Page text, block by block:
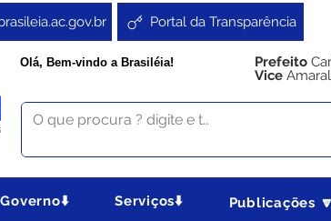
Portal da Transparência
Olá, Bem-vindo a Brasiléia! Prefeito
Vice
Serviços⬇️ Publicações 🔽